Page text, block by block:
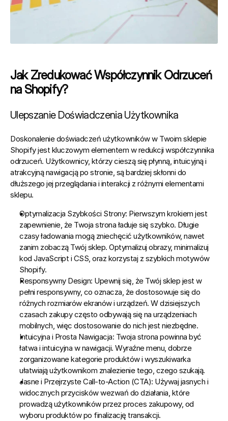
Jak Zredukować Współczynnik Odrzuceń
na Shopify?
Ulepszanie Doświadczenia Użytkownika
Doskonalenie doświadczeń użytkowników w Twoim sklepie
Shopify jest kluczowym elementem w redukcji współczynnika
odrzuceń. Użytkownicy, którzy cieszą się płynną, intuicyjną i
atrakcyjną nawigacją po stronie, są bardziej skłonni do
dłuższego jej przeglądania i interakcji z różnymi elementami
sklepu.
Optymalizacja Szybkości Strony: Pierwszym krokiem jest
zapewnienie, że Twoja strona ładuje się szybko. Długie
czasy ładowania mogą zniechęcić użytkowników, nawet
zanim zobaczą Twój sklep. Optymalizuj obrazy, minimalizuj
kod JavaScript i CSS, oraz korzystaj z szybkich motywów
Shopify.
Responsywny Design: Upewnij się, że Twój sklep jest w
pełni responsywny, co oznacza, że dostosowuje się do
różnych rozmiarów ekranów i urządzeń. W dzisiejszych
czasach zakupy często odbywają się na urządzeniach
mobilnych, więc dostosowanie do nich jest niezbędne.
Intuicyjna i Prosta Nawigacja: Twoja strona powinna być
łatwa i intuicyjna w nawigacji. Wyraźne menu, dobrze
zorganizowane kategorie produktów i wyszukiwarka
ułatwiają użytkownikom znalezienie tego, czego szukają.
Jasne i Przejrzyste Call-to-Action (CTA): Używaj jasnych i
widocznych przycisków wezwań do działania, które
prowadzą użytkowników przez proces zakupowy, od
wyboru produktów po finalizację transakcji.